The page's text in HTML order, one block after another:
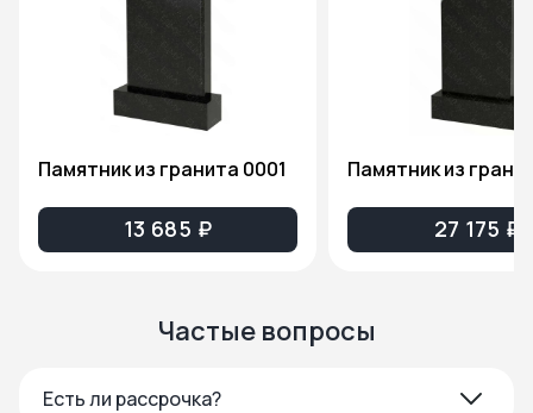
Памятник из гранита 0001
13 685 ₽ 27 175 ₽
Частые вопросы
Есть ли рассрочка?